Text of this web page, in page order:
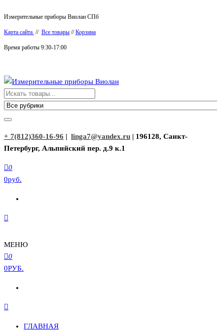
к
содержимому
Измерительные приборы Виолан СПб
Карта сайта // Все товары //Корзина
Время работы 9:30-17:00
Измерительные приборы Виолан
+ 7(812)360-16-96 | linga7@yandex.ru | 196128, Санкт-
Петербург, Альпийский пер. д.9 к.1
0
0руб.
МЕНЮ
0
0РУБ.
ГЛАВНАЯ